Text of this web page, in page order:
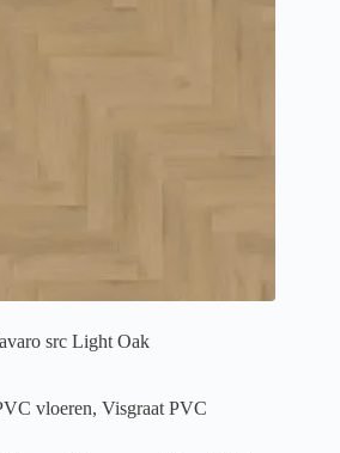
src Light Oak
vloeren, Visgraat PVC